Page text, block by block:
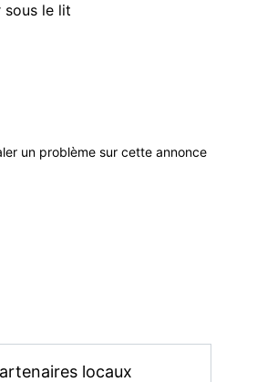
sous le lit
un problème sur cette annonce
locaux